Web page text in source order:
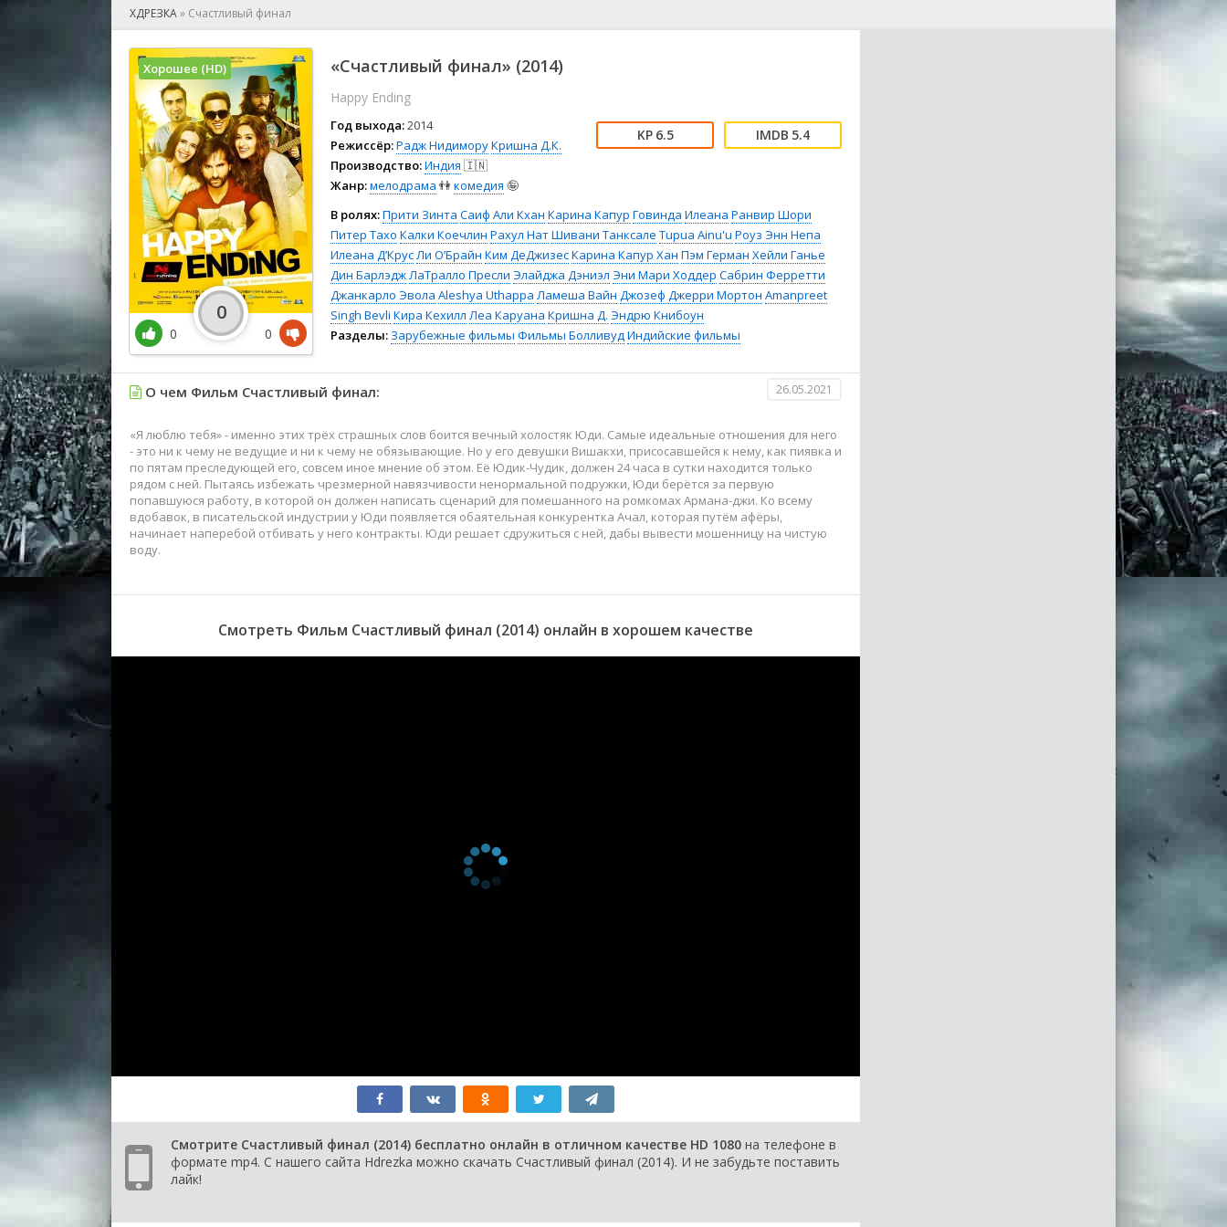
🕺 Мюзикл
👨‍💼 Новости
👨‍💻 Реальное тв
🎤 Ток-шоу
😱 Ужасы
🧙‍♀️ Фантастика
🤠 Фильм-нуар
🧝‍♂️ Фэнтези
🏅 Церемония
ХДРЕЗКА» Счастливый финал
«Счастливый финал» (2014)
Happy Ending
Год выхода:2014
Режиссёр:Радж НидиморуКришна Д.К.
Производство:Индия 🇮🇳
Жанр:мелодрама 👫комедия 🤪
6.5 5.4
В ролях:Прити Зинта Саиф Али Кхан Карина Капур Говинда Илеана Ранвир Шори
Питер Тахо Калки Коечлин Рахул НатШивани Танксале Tupua Ainu'u Роуз Энн Непа
Илеана Д’КрусЛи О’Брайн Ким ДеДжизесКарина Капур Хан Пэм Герман Хейли Ганье
Дин БарлэджЛаТралло Пресли Элайджа Дэниэл Эни Мари Ходдер Сабрин Ферретти
Джанкарло Эвола Aleshya Uthappa Ламеша Вайн Джозеф Джерри Мортон Amanpreet
Singh Bevli Кира Кехилл Леа Каруана Кришна Д. Эндрю Книбоун
Разделы: Зарубежные фильмы Фильмы БолливудИндийские фильмы
Хорошее (HD)
0
0
0
О чем Фильм Счастливый финал: 26.05.2021
«Я люблю тебя» - именно этих трёх страшных слов боится вечный холостяк Юди. Самые идеальные отношения для него
- это ни к чему не ведущие и ни к чему не обязывающие. Но у его девушки Вишакхи, присосавшейся к нему, как пиявка и
по пятам преследующей его, совсем иное мнение об этом. Её Юдик-Чудик, должен 24 часа в сутки находится только
рядом с ней. Пытаясь избежать чрезмерной навязчивости ненормальной подружки, Юди берётся за первую
попавшуюся работу, в которой он должен написать сценарий для помешанного на ромкомах Армана-джи. Ко всему
вдобавок, в писательской индустрии у Юди появляется обаятельная конкурентка Ачал, которая путём афёры,
начинает наперебой отбивать у него контракты. Юди решает сдружиться с ней, дабы вывести мошенницу на чистую
воду.
Смотреть Фильм Счастливый финал (2014) онлайн в хорошем качестве
Смотрите Счастливый финал (2014) бесплатно онлайн в отличном качестве HD 1080 на телефоне в
формате mp4. С нашего сайта Hdrezka можно скачать Счастливый финал (2014). И не забудьте поставить
лайк!